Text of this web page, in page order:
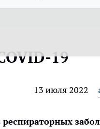
19
13 июля 2022